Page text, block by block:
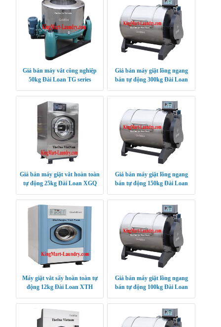
Giá bán máy vắt công nghiệp
50kg Đài Loan TG series
Giá bán máy giặt lồng ngang
bán tự động 300kg Đài Loan
Giá bán máy giặt vắt hoàn toàn
tự động 25kg Đài Loan XGQ
Giá bán máy giặt lồng ngang
bán tự động 150kg Đài Loan
Máy giặt vắt sấy hoàn toàn tự
động 12kg Đài Loan XTH
Giá bán máy giặt lồng ngang
bán tự động 100kg Đài Loan